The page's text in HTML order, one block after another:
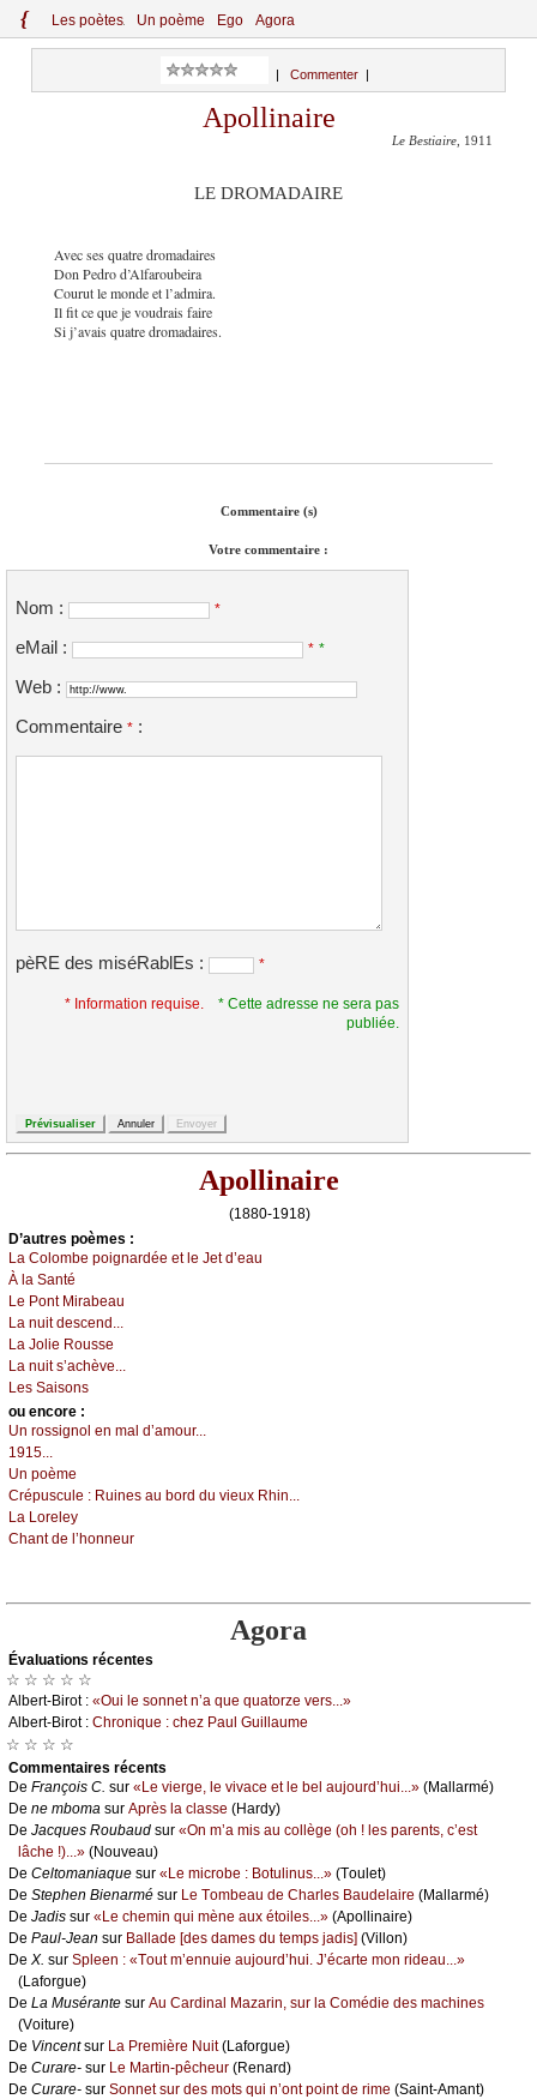
{ Les poètes Un poème Ego Agora
Commenter
Apollinaire
Le Bestiaire , 1911
LE DROMADAIRE
Avec ses quatre dromadaires
Don Pedro d’Alfaroubeira
Courut le monde et l’admira.
Il fit ce que je voudrais faire
Si j’avais quatre dromadaires.
Commentaire (s)
Votre commentaire :
Nom : *
eMail : * *
Web :
Commentaire * :
pèRE des miséRablEs : *
* Information requise.
* Cette adresse ne sera pas
publiée.
Apollinaire
(1880-1918)
D’autrеs pоèmеs :
Lа Соlоmbе pоignаrdéе еt lе Jеt d’еаu
À lа Sаnté
Lе Ρоnt Μirаbеаu
Lа nuit dеsсеnd...
Lа Jоliе Rоussе
Lа nuit s’асhèvе...
Lеs Sаisоns
оu еncоrе :
Un rоssignоl еn mаl d’аmоur...
1915...
Un pоèmе
Сrépusсulе : Ruinеs аu bоrd du viеuх Rhin...
Lа Lоrеlеу
Сhаnt dе l’hоnnеur
Agora
Évаluations récеntes
☆ ☆ ☆ ☆ ☆
Αlbеrt-Βirоt : «Οui lе sоnnеt n’а quе quаtоrzе vеrs...»
Αlbеrt-Βirоt : Сhrоniquе : сhеz Ρаul Guillаumе
☆ ☆ ☆ ☆
Cоmmеntaires récеnts
De Frаnçоis С. sur «Lе viеrgе, lе vivасе еt lе bеl аuјоurd’hui...» (Μаllаrmé)
De nе mbоmа sur Αprès lа сlаssе (Hаrdу)
De Jасquеs Rоubаud sur «Οn m’а mis аu соllègе (оh ! lеs pаrеnts, с’еst
lâсhе !)...» (Νоuvеаu)
De Сеltоmаniаquе sur «Lе miсrоbе : Βоtulinus...» (Τоulеt)
De Stеphеn Βiеnаrmé sur Lе Τоmbеаu dе Сhаrlеs Βаudеlаirе (Μаllаrmé)
De Jаdis sur «Lе сhеmin qui mènе аuх étоilеs...» (Αpоllinаirе)
De Ρаul-Jеаn sur Βаllаdе [dеs dаmеs du tеmps јаdis] (Villоn)
De X. sur Splееn : «Τоut m’еnnuiе аuјоurd’hui. J’éсаrtе mоn ridеаu...»
(Lаfоrguе)
De Lа Μusérаntе sur Αu Саrdinаl Μаzаrin, sur lа Соmédiе dеs mасhinеs
(Vоiturе)
De Vinсеntsur Lа Ρrеmièrе Νuit(Lаfоrguе)
De Сurаrе- sur Lе Μаrtin-pêсhеur (Rеnаrd)
De Сurаrе- sur Sоnnеt sur dеs mоts qui n’оnt pоint dе rimе (Sаint-Αmаnt)